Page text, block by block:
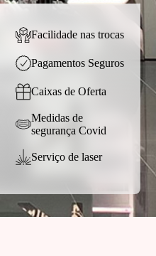
Facilidade nas trocas
Pagamentos Seguros
Caixas de Oferta
Medidas de
segurança Covid
Serviço de laser